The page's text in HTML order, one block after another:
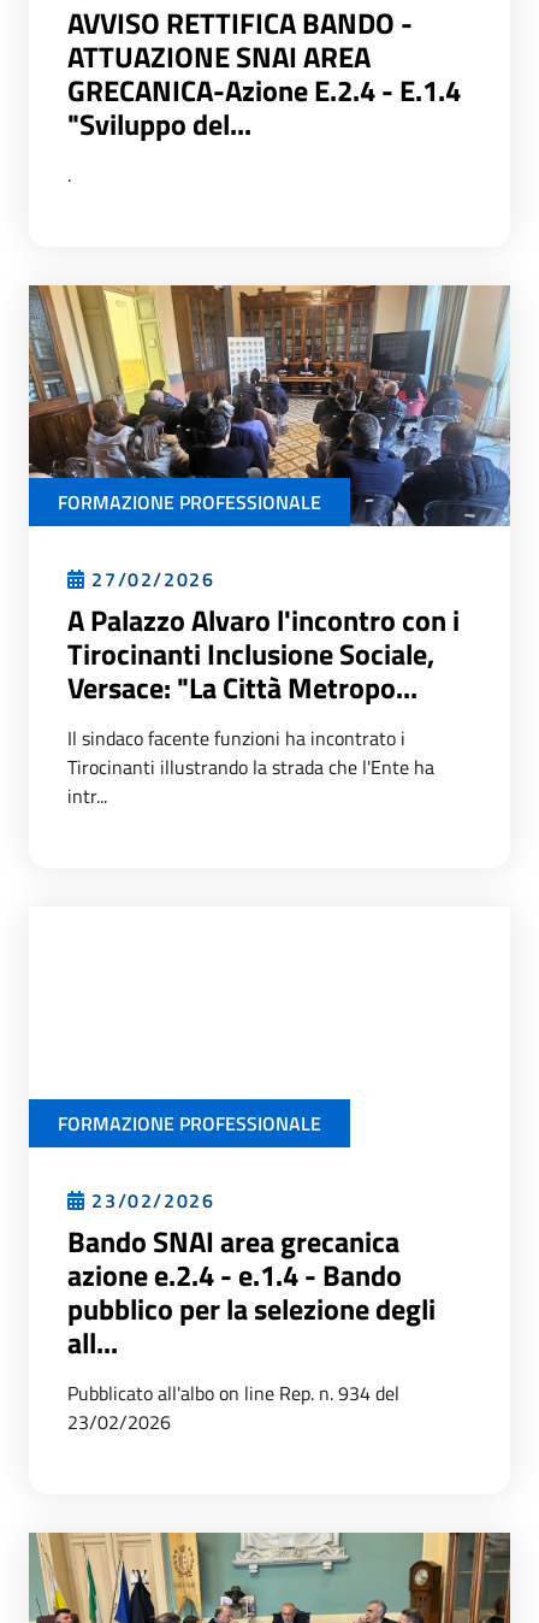
AVVISO RETTIFICA BANDO -
ATTUAZIONE SNAI AREA
GRECANICA-Azione E.2.4 - E.1.4
"Sviluppo del...
.
FORMAZIONE PROFESSIONALE
27/02/2026
A Palazzo Alvaro l'incontro con i
Tirocinanti Inclusione Sociale,
Versace: "La Città Metropo...
Il sindaco facente funzioni ha incontrato i
Tirocinanti illustrando la strada che l'Ente ha
intr...
FORMAZIONE PROFESSIONALE
23/02/2026
Bando SNAI area grecanica
azione e.2.4 - e.1.4 - Bando
pubblico per la selezione degli
all...
Pubblicato all'albo on line Rep. n. 934 del
23/02/2026